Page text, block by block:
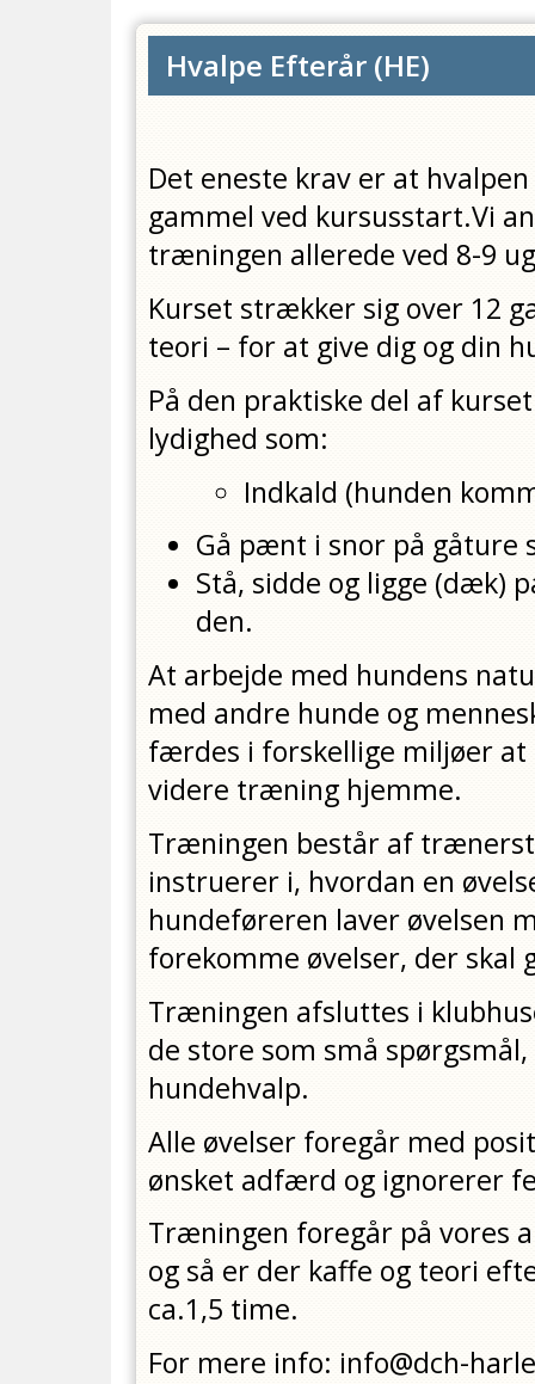
Hvalpe Efterår (HE)
Det eneste krav er at
gammel ved kursusstart.Vi
træningen allerede ved 8-9
Kurset strækker sig over 12
teori – for at give dig og din
På den praktiske del af
lydighed som:
Indkald (hunden
Gå pænt i snor på gåture
Stå, sidde og ligge (dæk)
den.
At arbejde med hundens
med andre hunde og
færdes i forskellige miljøer
videre træning hjemme.
Træningen består af
instruerer i, hvordan en
hundeføreren laver øvelsen
forekomme øvelser, der skal
Træningen afsluttes i
de store som små
hundehvalp.
Alle øvelser foregår med
ønsket adfærd og ignorerer
Træningen foregår på vores
og så er der kaffe og teori
ca.1,5 time.
For mere info: info@dch-